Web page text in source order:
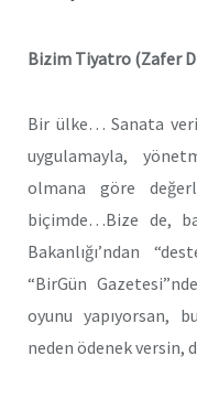
Bizim Tiyatro (Zafer
Bir ülke… Sanata
uygulamayla,
olmana göre
biçimde…Bize de,
Bakanlığı’ndan
“BirGün
oyunu yapıyorsan,
neden ödenek versin,